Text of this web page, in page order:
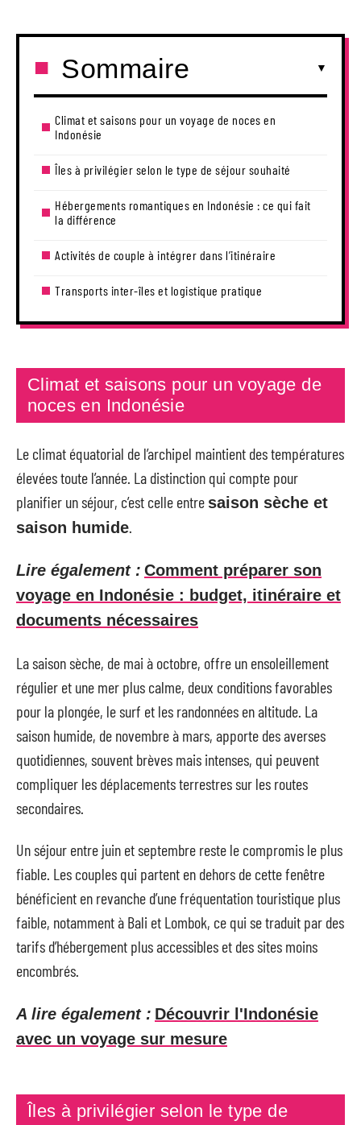
Sommaire
Climat et saisons pour un voyage de noces en
Indonésie
Îles à privilégier selon le type de séjour souhaité
Hébergements romantiques en Indonésie : ce qui fait
la différence
Activités de couple à intégrer dans l’itinéraire
Transports inter-îles et logistique pratique
Climat et saisons pour un voyage de
noces en Indonésie
Le climat équatorial de l’archipel maintient des températures
élevées toute l’année. La distinction qui compte pour
planifier un séjour, c’est celle entre saison sèche et
saison humide
Lire également : Comment préparer son
voyage en Indonésie : budget, itinéraire et
documents nécessaires
La saison sèche, de mai à octobre, offre un ensoleillement
régulier et une mer plus calme, deux conditions favorables
pour la plongée, le surf et les randonnées en altitude. La
saison humide, de novembre à mars, apporte des averses
quotidiennes, souvent brèves mais intenses, qui peuvent
compliquer les déplacements terrestres sur les routes
secondaires.
Un séjour entre juin et septembre reste le compromis le plus
fiable. Les couples qui partent en dehors de cette fenêtre
bénéficient en revanche d’une fréquentation touristique plus
faible, notamment à Bali et Lombok, ce qui se traduit par des
tarifs d’hébergement plus accessibles et des sites moins
encombrés.
A lire également : Découvrir l'Indonésie
avec un voyage sur mesure
Îles à privilégier selon le type de